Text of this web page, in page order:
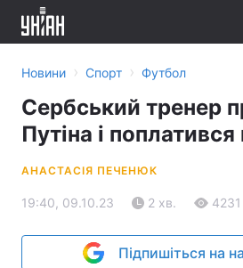
Новини › Спорт › Футбол
Сербський тренер
Путіна і
АНАСТАСІЯ ПЕЧЕНЮК
19:40, 09.10.23 2 хв. 4231
Підпишіться на